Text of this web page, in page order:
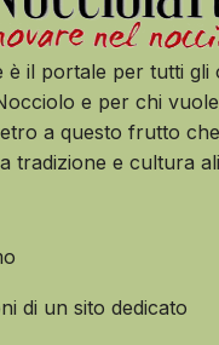
è il portale per tutti gli
e per chi
a questo frutto
tradizione e cultura
di un sito dedicato